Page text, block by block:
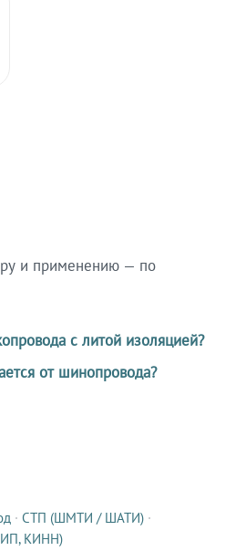
и применению — по
с литой изоляцией?
от шинопровода?
· СТП (ШМТИ / ШАТИ) ·
ИП, КИНН)